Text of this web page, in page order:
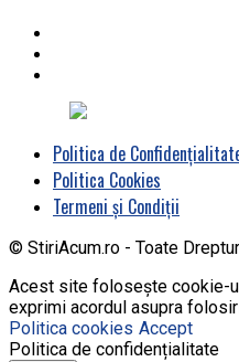
Politica de
Politica Cookies
Termeni și Condiții
© StiriAcum.ro - Toate
Acest site folosește cookie-
exprimi acordul asupra
Politica cookies Accept
Politica de confidențialitate